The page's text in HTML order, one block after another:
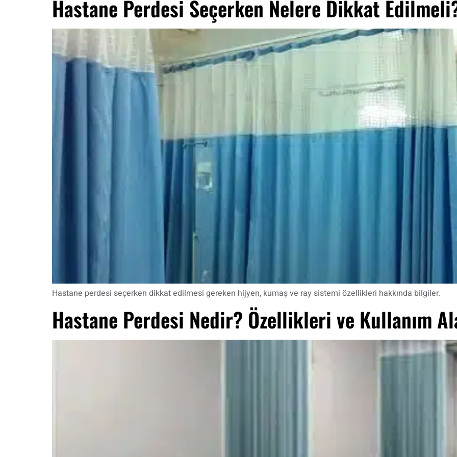
Hastane Perdesi Seçerken Nelere Dikkat
Hastane perdesi seçerken dikkat edilmesi gereken hijyen, kumaş ve ray sistemi özellikleri hakkında bilgiler.
Hastane Perdesi Nedir? Özellikleri ve Kullanım